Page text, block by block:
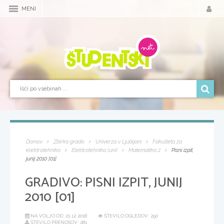
MENI
Domov Zbirka gradiv Univerza v Ljubljani
Fakulteta za
elektrotehniko
Elektrotehnika (uni) Matematika 2
Pisni izpit,
junij 2010 [01]
GRADIVO:PISNI IZPIT, JUNIJ
2010 [01]
NA VOLJO OD: 21.12.2018
ŠTEVILO OGLEDOV: 290
ŠTEVILO PRENOSOV: 281